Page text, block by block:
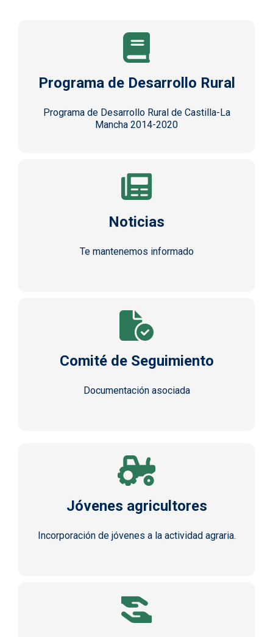
Programa de Desarrollo Rural
Programa de Desarrollo Rural de Castilla-La
Mancha 2014-2020
Noticias
Te mantenemos informado
Comité de Seguimiento
Documentación asociada
Jóvenes agricultores
Incorporación de jóvenes a la actividad agraria.